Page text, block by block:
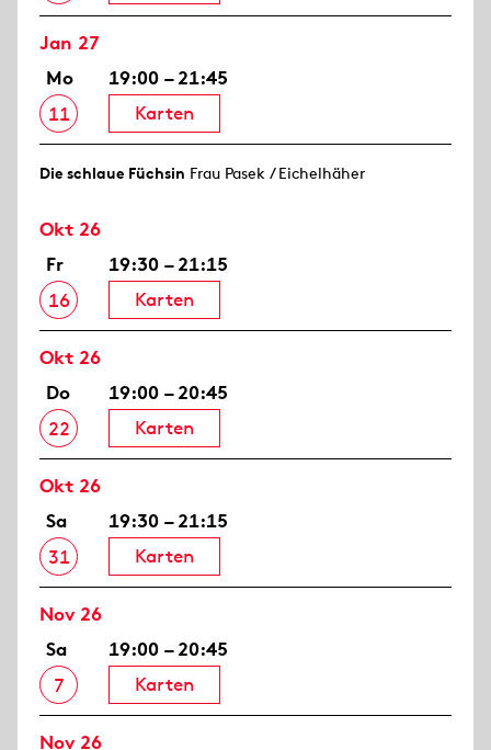
Jan 27
Mo
11
19:00 – 21:45
Karten
Die schlaue Füchsin Frau Pasek / Eichelhäher
Okt 26
Fr
16
19:30 – 21:15
Karten
Okt 26
Do
22
19:00 – 20:45
Karten
Okt 26
Sa
31
19:30 – 21:15
Karten
Nov 26
Sa
7
19:00 – 20:45
Karten
Nov 26